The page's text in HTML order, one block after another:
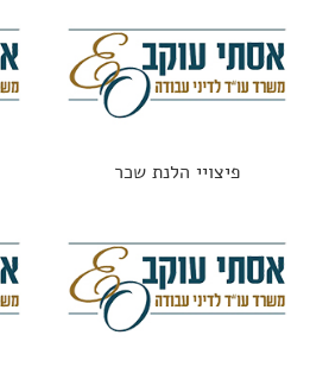
פיצויי הלנת שכר